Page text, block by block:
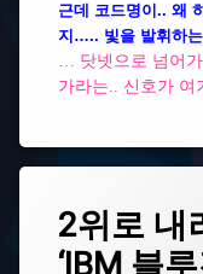
근데 코드명이.. 왜
지….. 빛을 발휘하
… 닷넷으로 넘어
가라는.. 신호가 여
2위로 내
‘IBM 블
top500
a
Comment
on